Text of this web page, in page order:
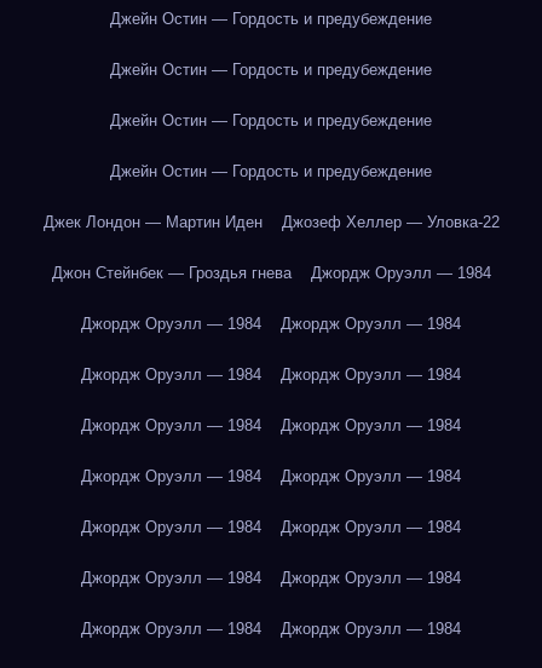
Джейн Остин — Гордость и предубеждение
Джейн Остин — Гордость и предубеждение
Джейн Остин — Гордость и предубеждение
Джейн Остин — Гордость и предубеждение
Джек Лондон — Мартин Иден Джозеф Хеллер — Уловка-22
Джон Стейнбек — Гроздья гнева Джордж Оруэлл — 1984
Джордж Оруэлл — 1984 Джордж Оруэлл — 1984
Джордж Оруэлл — 1984 Джордж Оруэлл — 1984
Джордж Оруэлл — 1984 Джордж Оруэлл — 1984
Джордж Оруэлл — 1984 Джордж Оруэлл — 1984
Джордж Оруэлл — 1984 Джордж Оруэлл — 1984
Джордж Оруэлл — 1984 Джордж Оруэлл — 1984
Джордж Оруэлл — 1984 Джордж Оруэлл — 1984